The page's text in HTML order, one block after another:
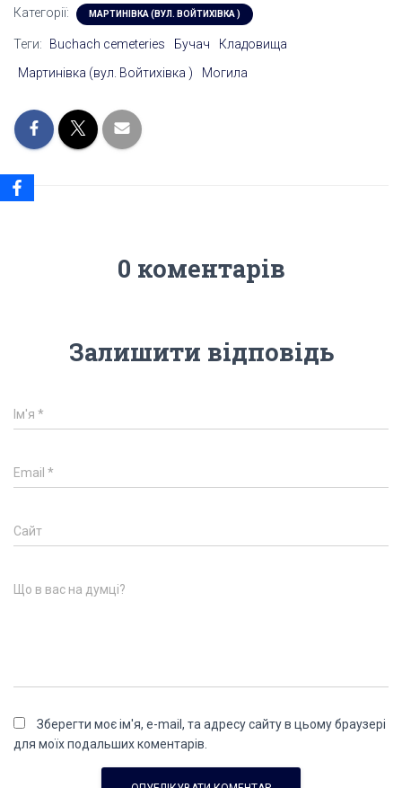
Категорії: МАРТИНІВКА (ВУЛ. ВОЙТИХІВКА )
Теги: Buchach cemeteries Бучач
Кладовища
Мартинівка (вул. Войтихівка )
Могила
0 коментарів
Залишити відповідь
Ім'я *
Email *
Сайт
Що в вас на думці?
Зберегти моє ім'я, e-mail, та адресу сайту в цьому браузері
для моїх подальших коментарів.